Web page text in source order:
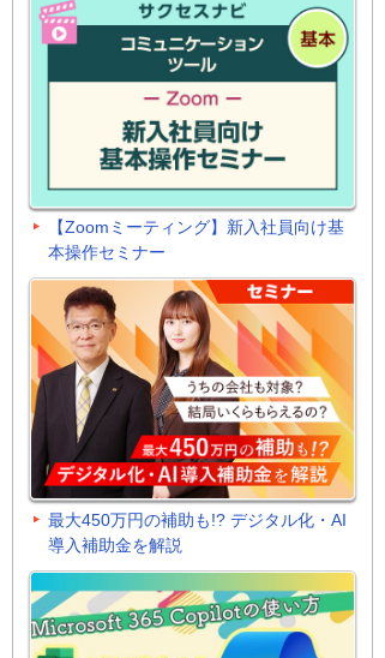
【Zoomミーティング】新入社員向け基
本操作セミナー
最大450万円の補助も!? デジタル化・AI
導入補助金を解説